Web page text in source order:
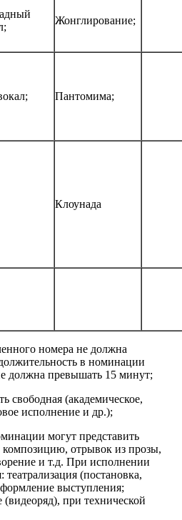
Жонглирование;
Пантомима;
Клоунада
номера не должна
в номинации
должна превышать 15 минут;
свободная (академическое,
исполнение и др.);
могут представить
отрывок из прозы,
и т.д. При исполнении
(постановка,
выступления;
при технической